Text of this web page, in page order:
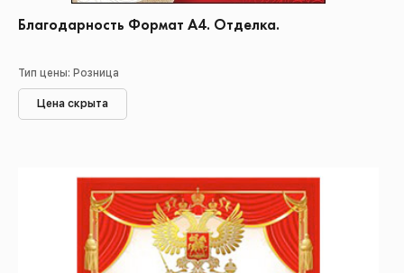
Благодарность Формат А4. Отделка.
Тип цены: Розница
Цена скрыта